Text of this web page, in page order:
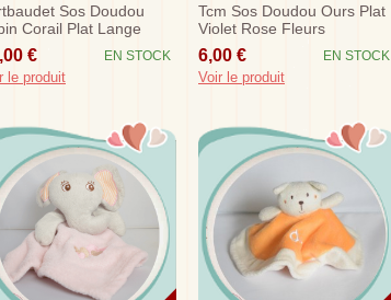
Sos Doudou
Corail Plat Lange
€ EN STOCK
le produit
Tcm Sos Doudou Ours Plat
Violet Rose Fleurs
6,00 € EN STOCK
Voir le produit